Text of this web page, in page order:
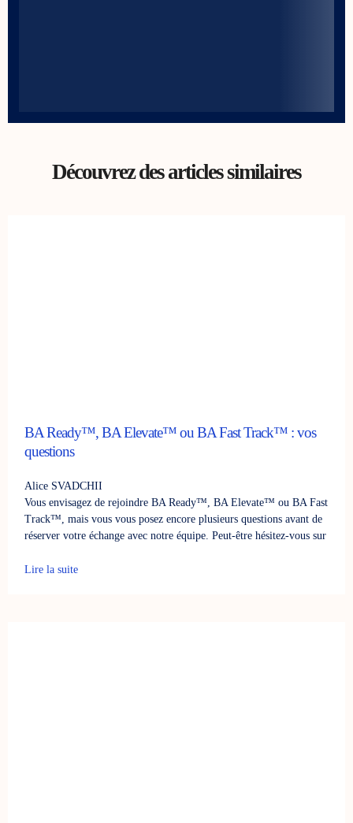
Découvrez des articles similaires
BA Ready™, BA Elevate™ ou BA Fast Track™ : vos
questions
Alice SVADCHII
Vous envisagez de rejoindre BA Ready™, BA Elevate™ ou BA Fast
Track™, mais vous vous posez encore plusieurs questions avant de
réserver votre échange avec notre équipe. Peut-être hésitez-vous sur
Lire la suite